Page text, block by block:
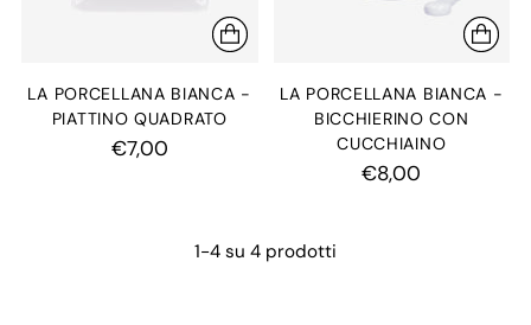
LA PORCELLANA BIANCA -
PIATTINO QUADRATO
€7,00
LA PORCELLANA BIANCA -
BICCHIERINO CON
CUCCHIAINO
€8,00
1-4 su 4 prodotti